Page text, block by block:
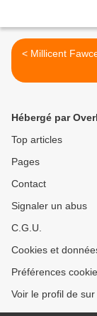
< Millicent
Hébergé par
Top articles
Pages
Contact
Signaler un abus
C.G.U.
Cookies et
Préférences
Voir le profil de